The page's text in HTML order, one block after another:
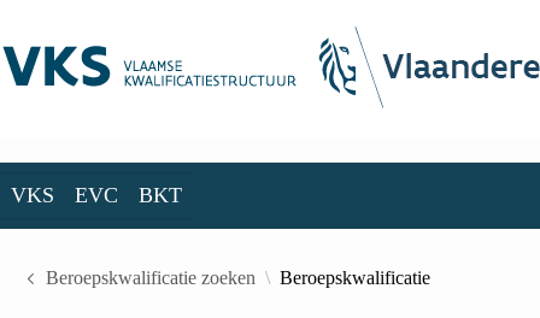
VKS EVC BKT
Beroepskwalificatie zoeken Beroepskwalificatie